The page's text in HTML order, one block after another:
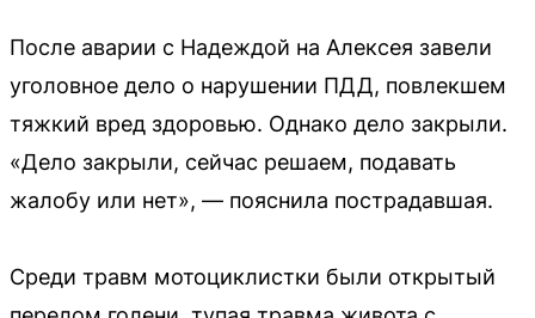
После аварии с Надеждой на Алексея завели
уголовное дело о нарушении ПДД, повлекшем
тяжкий вред здоровью. Однако дело закрыли.
«Дело закрыли, сейчас решаем, подавать
жалобу или нет», — пояснила пострадавшая.
Среди травм мотоциклистки были открытый